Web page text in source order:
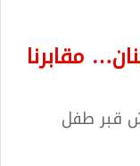
مقابرنا
قبر طفل